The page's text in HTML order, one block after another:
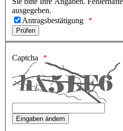
ausgegeben.
Antragsbestätigung
Captcha